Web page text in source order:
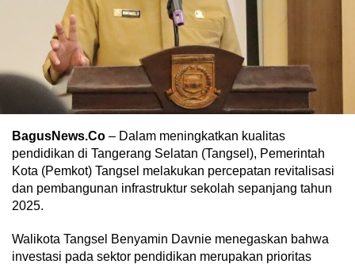
BagusNews.Co – Dalam meningkatkan kualitas
pendidikan di Tangerang Selatan (Tangsel), Pemerintah
Kota (Pemkot) Tangsel melakukan percepatan revitalisasi
dan pembangunan infrastruktur sekolah sepanjang tahun
2025.
Walikota Tangsel Benyamin Davnie menegaskan bahwa
investasi pada sektor pendidikan merupakan prioritas